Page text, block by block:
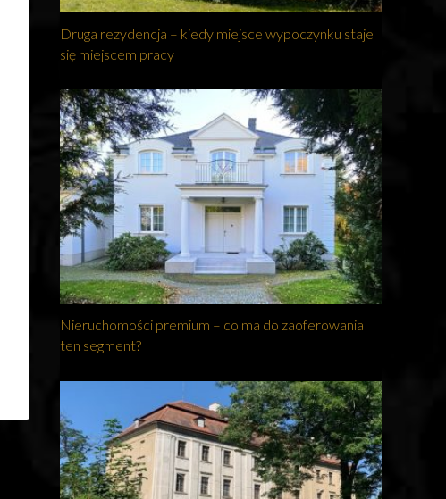
Druga rezydencja – kiedy miejsce wypoczynku staje
się miejscem pracy
Nieruchomości premium – co ma do zaoferowania
ten segment?